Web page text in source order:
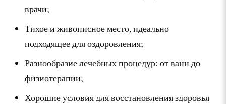
врачи;
Тихое и живописное место, идеально
подходящее для оздоровления;
Разнообразие лечебных процедур: от ванн до
физиотерапии;
Хорошие условия для восстановления здоровья